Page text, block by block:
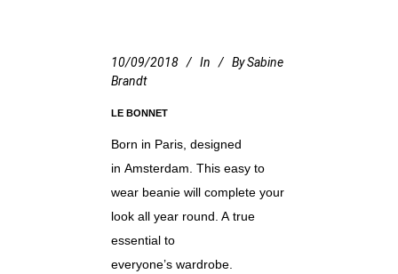
10/09/2018 In BySabine
Brandt
LE BONNET
Born in Paris, designed
in Amsterdam. This easy to
wear beanie will complete your
look all year round. A true
essential to
everyone’s wardrobe.